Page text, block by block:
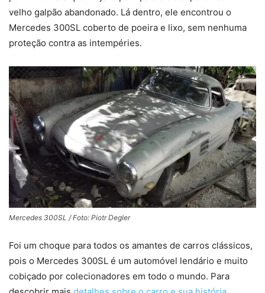
velho galpão abandonado. Lá dentro, ele encontrou o
Mercedes 300SL coberto de poeira e lixo, sem nenhuma
proteção contra as intempéries.
Mercedes 300SL / Foto: Piotr Degler
Foi um choque para todos os amantes de carros clássicos,
pois o Mercedes 300SL é um automóvel lendário e muito
cobiçado por colecionadores em todo o mundo. Para